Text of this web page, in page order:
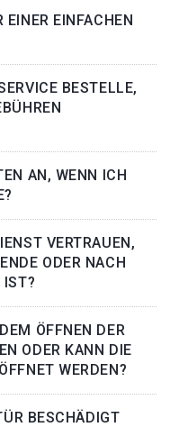
EINFACHEN
BESTELLE,
AN, WENN ICH
VERTRAUEN,
ODER NACH
IST?
ÖFFNEN DER
ODER KANN DIE
WERDEN?
BESCHÄDIGT